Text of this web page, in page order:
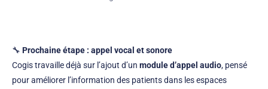
🔧 Prochaine étape : appel vocal et sonore
Cogis travaille déjà sur l’ajout d’un module d’appel audio, pensé
pour améliorer l’information des patients dans les espaces